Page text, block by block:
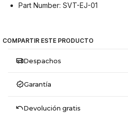
Part Number: SVT-EJ-01
COMPARTIR ESTE PRODUCTO
Despachos
Garantía
Devolución gratis